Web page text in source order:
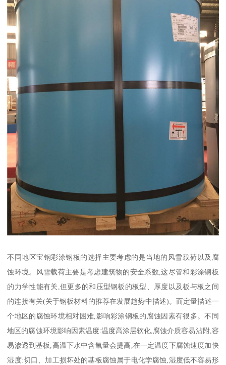
不同地区宝钢彩涂钢板的选择主要考虑的是当地的风雪载荷以及腐
蚀环境。风雪载荷主要是考虑建筑物的安全系数,这尽管和彩涂钢板
的力学性能有关,但更多的和压型钢板的板型、厚度以及板与板之间
的连接有关(关于钢板材料的推荐在发展趋势中描述)。而定量描述一
个地区的腐蚀环境相对困难,影响彩涂钢板的腐蚀因素有很多。不同
地区的腐蚀环境影响因素温度:温度高涂层软化,腐蚀介质容易沾附,容
易渗透到基板,高温下水中含氧量会提高,在一定温度下腐蚀速度加快
湿度:切口、加工损坏处的基板腐蚀属于电化学腐蚀,湿度低不容易形